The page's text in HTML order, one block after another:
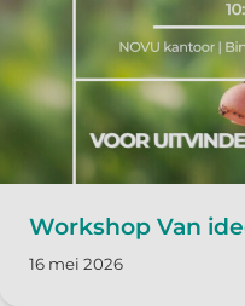
Workshop Van
16 mei 2026